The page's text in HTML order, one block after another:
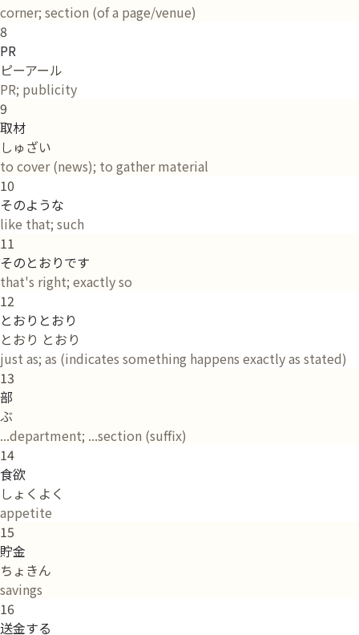
corner; section (of a page/venue)
8
PR
ピーアール
PR; publicity
9
取材
しゅざい
to cover (news); to gather material
10
そのような
like that; such
11
そのとおりです
that's right; exactly so
12
とおりとおり
とおり とおり
just as; as (indicates something happens exactly as stated)
13
部
ぶ
...department; ...section (suffix)
14
食欲
しょくよく
appetite
15
貯金
ちょきん
savings
16
送金する